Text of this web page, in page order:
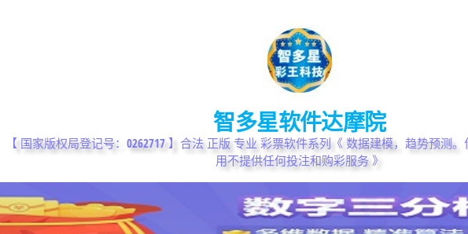
智多星软件达摩院
【 国家版权局登记号：0262717 】合法 正版 专业 彩票软件系列《 数据建模，趋势预测
用不提供任何投注和购彩服务 》